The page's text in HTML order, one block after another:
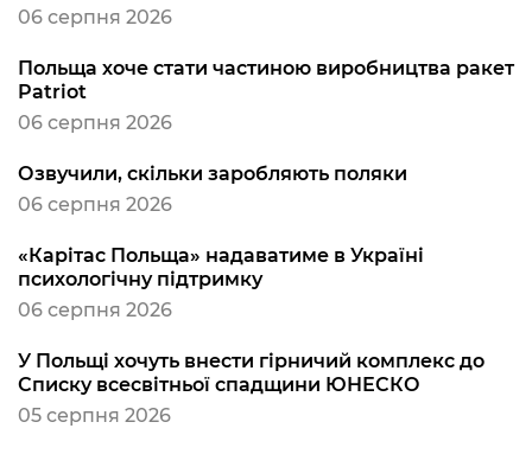
06 серпня 2026
Польща хоче стати частиною виробництва ракет
Patriot
06 серпня 2026
Озвучили, скільки заробляють поляки
06 серпня 2026
«Карітас Польща» надаватиме в Україні
психологічну підтримку
06 серпня 2026
У Польщі хочуть внести гірничий комплекс до
Списку всесвітньої спадщини ЮНЕСКО
05 серпня 2026